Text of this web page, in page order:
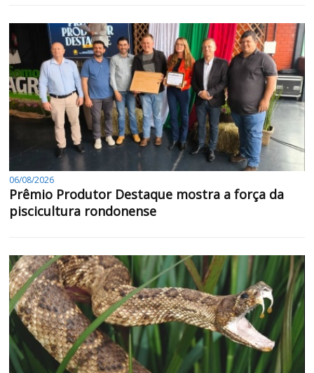
06/08/2026
Prêmio Produtor Destaque mostra a força da
piscicultura rondonense